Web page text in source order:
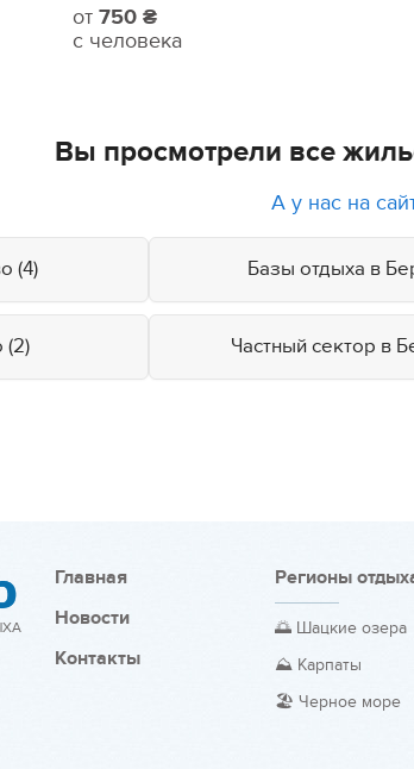
от 750 ₴
с человека
Вы просмотрели все
А у нас на
(4) Базы отдыха в
(2) Частный сектор в
Главная
Новости
Контакты
Регионы
🌅 Шацкие озера
⛰️ Карпаты
🏖️ Черное море